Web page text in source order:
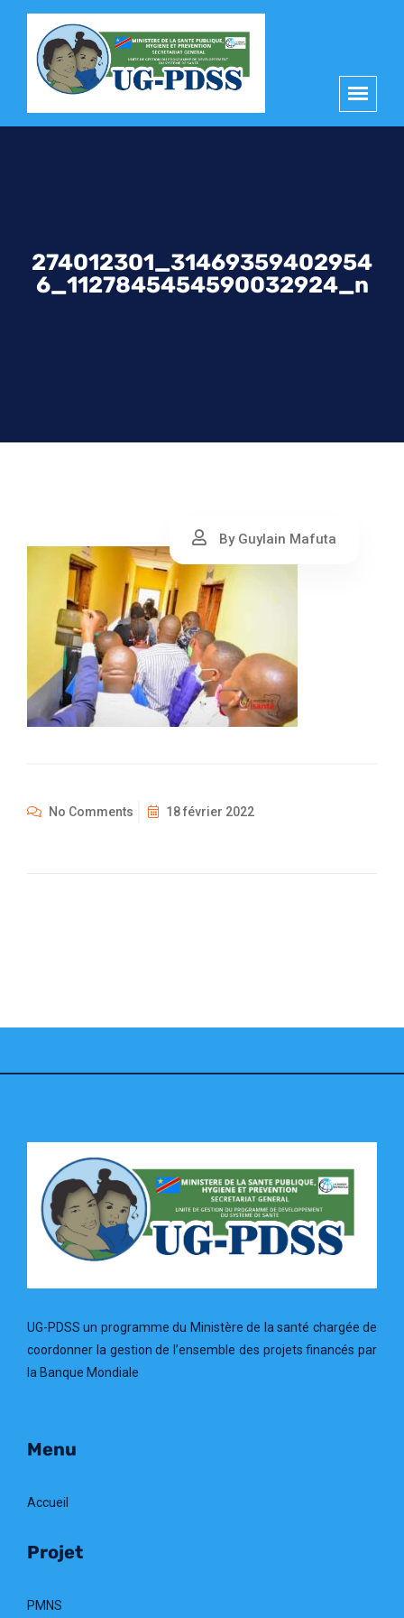
274012301_31469359402954
6_1127845454590032924_n
By Guylain Mafuta
No Comments 18 février 2022
UG-PDSS un programme du Ministère de la santé chargée de
coordonner la gestion de l’ensemble des projets financés par
la Banque Mondiale
Menu
Accueil
Projet
PMNS